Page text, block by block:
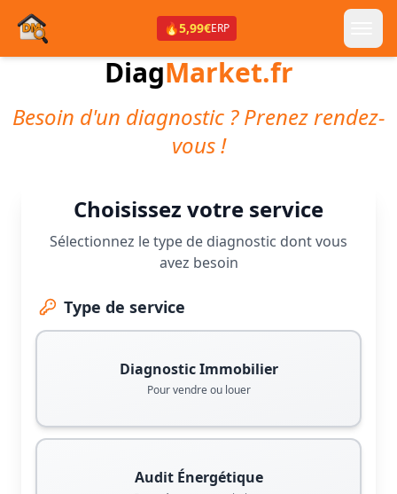
🔥5,99€ERP
DiagMarket.fr
Besoin d'un diagnostic ? Prenez rendez-
vous !
Choisissez votre service
Sélectionnez le type de diagnostic dont vous
avez besoin
Type de service
Diagnostic Immobilier
Pour vendre ou louer
Audit Énergétique